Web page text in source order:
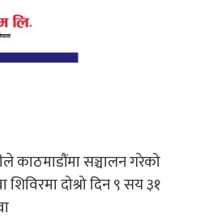
काठमाडौंमा सञ्चालन गरेको
दोश्रो दिन ९ सय ३१